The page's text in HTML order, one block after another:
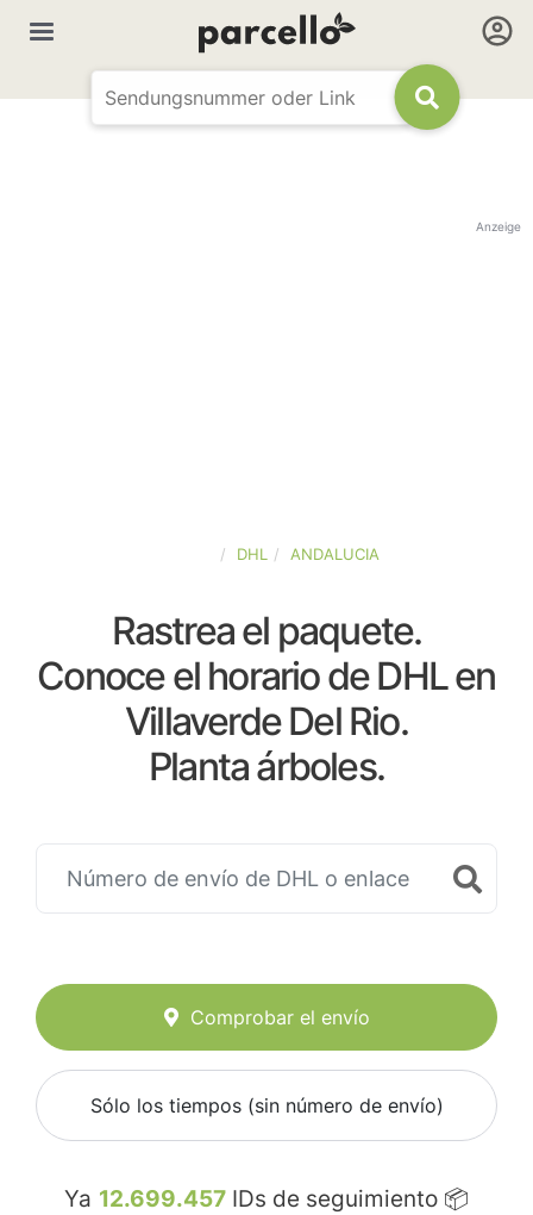
Anzeige
DHL ANDALUCIA
Rastrea el paquete.
Conoce el horario de DHL en
Villaverde Del Rio.
Planta árboles.
Comprobar el envío
Sólo los tiempos (sin número de envío)
Ya 12.699.457 IDs de seguimiento 📦